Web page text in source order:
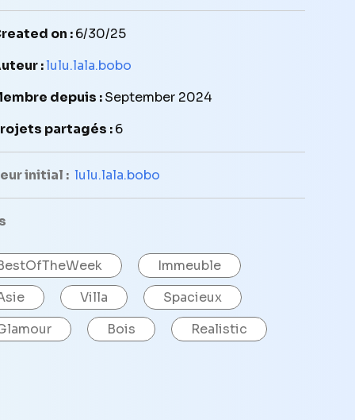
on :6/30/25
:lulu.lala.bobo
depuis :September 2024
partagés :6
initial : lulu.lala.bobo
Immeuble
Villa
Spacieux
Bois Realistic